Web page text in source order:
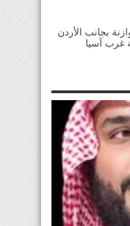
بجانب الأردن
غرب آسيا